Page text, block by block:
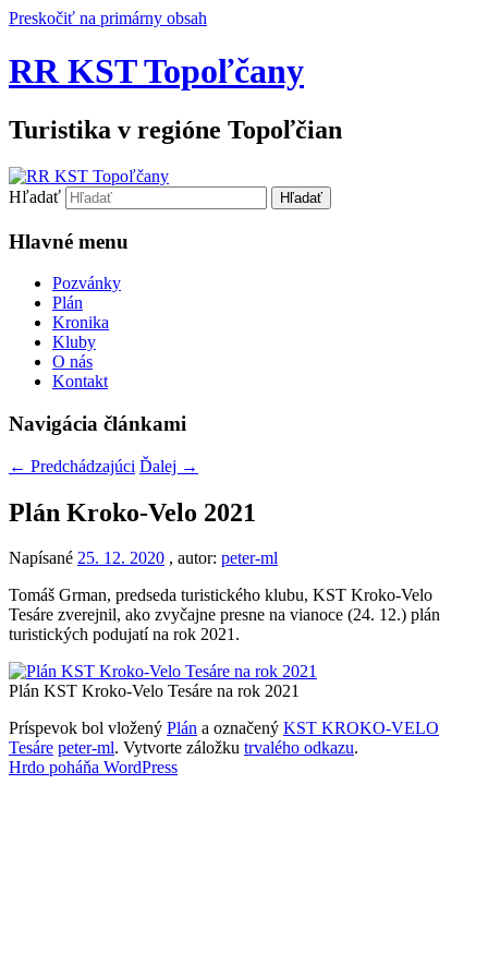
Preskočiť na primárny obsah
RR KST Topoľčany
Turistika v regióne Topoľčian
Hľadať
Hlavné menu
Pozvánky
Plán
Kronika
Kluby
O nás
Kontakt
Navigácia článkami
← Predchádzajúci Ďalej →
Plán Kroko-Velo 2021
Napísané 25. 12. 2020 , autor: peter-ml
Tomáš Grman, predseda turistického klubu, KST Kroko-Velo
Tesáre zverejnil, ako zvyčajne presne na vianoce (24. 12.) plán
turistických podujatí na rok 2021.
Plán KST Kroko-Velo Tesáre na rok 2021
Príspevok bol vložený Plán a označený KST KROKO-VELO
Tesáre peter-ml. Vytvorte záložku trvalého odkazu.
Hrdo poháňa WordPress